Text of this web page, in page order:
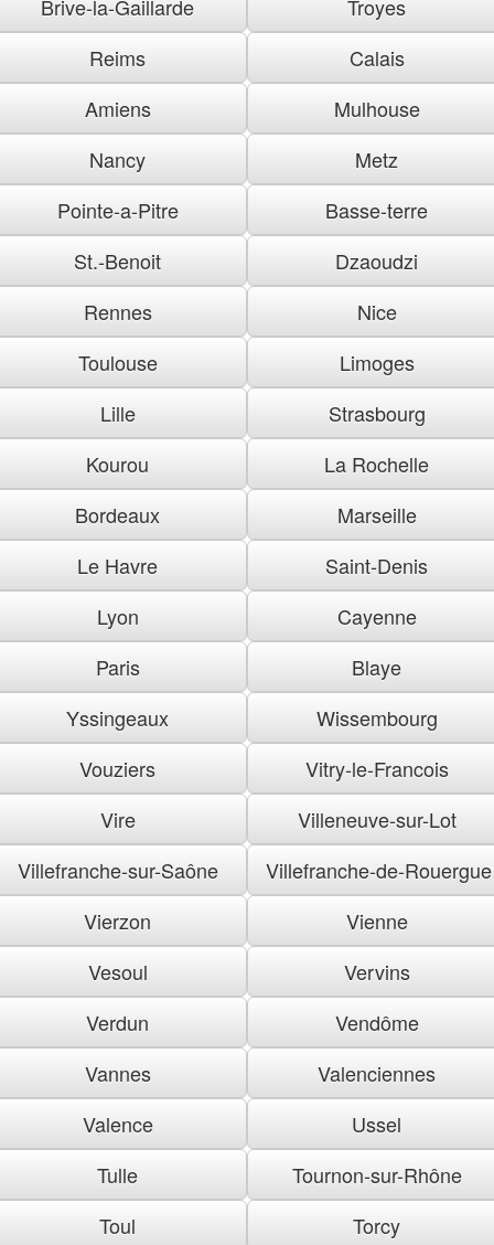
Brive-la-Gaillarde
Troyes
Reims
Calais
Amiens
Mulhouse
Nancy
Metz
Pointe-a-Pitre
Basse-terre
St.-Benoit
Dzaoudzi
Rennes
Nice
Toulouse
Limoges
Lille
Strasbourg
Kourou
La Rochelle
Bordeaux
Marseille
Le Havre
Saint-Denis
Lyon
Cayenne
Paris
Blaye
Yssingeaux
Wissembourg
Vouziers
Vitry-le-Francois
Vire
Villeneuve-sur-Lot
Villefranche-sur-Saône
Villefranche-de-Rouergue
Vierzon
Vienne
Vesoul
Vervins
Verdun
Vendôme
Vannes
Valenciennes
Valence
Ussel
Tulle
Tournon-sur-Rhône
Toul
Torcy